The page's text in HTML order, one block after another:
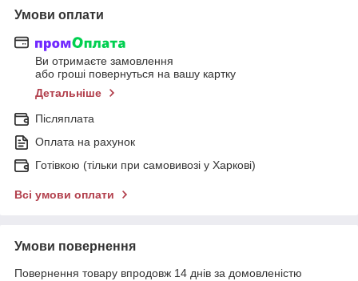
Умови оплати
Ви отримаєте замовлення
або гроші повернуться на вашу картку
Детальніше
Післяплата
Оплата на рахунок
Готівкою (тільки при самовивозі у Харкові)
Всі умови оплати
Умови повернення
Повернення товару впродовж 14 днів за домовленістю